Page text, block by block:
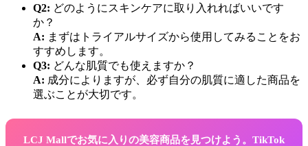
Q2: どのようにスキンケアに取り入れればいいです
か？
A: まずはトライアルサイズから使用してみることをお
すすめします。
Q3: どんな肌質でも使えますか？
A: 成分によりますが、必ず自分の肌質に適した商品を
選ぶことが大切です。
LCJ Mallでお気に入りの美容商品を見つけよう。TikTok